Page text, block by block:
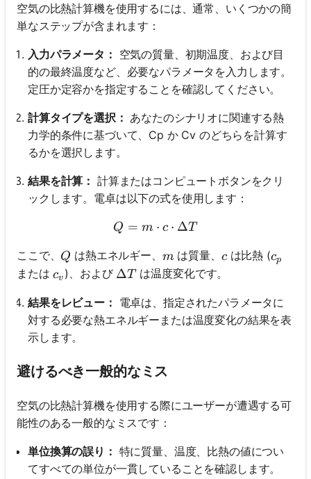
空気の比熱計算機を使用するには、通常、いくつかの簡
単なステップが含まれます：
入力パラメータ： 空気の質量、初期温度、および目
的の最終温度など、必要なパラメータを入力します。
定圧か定容かを指定することを確認してください。
計算タイプを選択： あなたのシナリオに関連する熱
力学的条件に基づいて、Cp か Cv のどちらを計算す
るかを選択します。
結果を計算： 計算またはコンピュートボタンをクリ
ックします。電卓は以下の式を使用します：
Q = m \cdot c \cdot
Q = m ⋅ c ⋅ ΔT
ここで、 Q
Q は熱エネルギー、 m
mは質量、 c
cは比熱 (c_p
cp
またはc_v
cv )、および \Delta T
ΔT は温度変化です。
結果をレビュー： 電卓は、指定されたパラメータに
対する必要な熱エネルギーまたは温度変化の結果を表
示します。
避けるべき一般的なミス
空気の比熱計算機を使用する際にユーザーが遭遇する可
能性のある一般的なミスです：
単位換算の誤り： 特に質量、温度、比熱の値につい
てすべての単位が一貫していることを確認します。